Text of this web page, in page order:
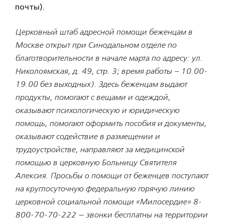
почты).
Церковный штаб адресной помощи беженцам в
Москве открыт при Синодальном отделе по
благотворительности в начале марта по адресу: ул.
Николоямская, д. 49, стр. 3; время работы – 10.00-
19.00 без выходных). Здесь беженцам выдают
продукты, помогают с вещами и одеждой,
оказывают психологическую и юридическую
помощь, помогают оформить пособия и документы,
оказывают содействие в размещении и
трудоустройстве, направляют за медицинской
помощью в церковную Больницу Святителя
Алексия. Просьбы о помощи от беженцев поступают
на круглосуточную федеральную горячую линию
церковной социальной помощи «Милосердие» 8-
800-70-70-222 — звонки бесплатны на территории